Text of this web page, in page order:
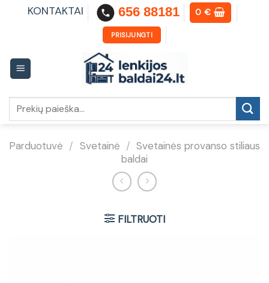
KONTAKTAI 656 88181 0€
PRISIJUNGTI
Parduotuvė / Svetainė / Svetainės provanso stiliaus
baldai
FILTRUOTI